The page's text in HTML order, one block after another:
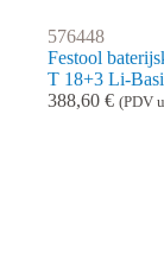
576448
Festool
T 18+3 Li-
388,60 € (PDV